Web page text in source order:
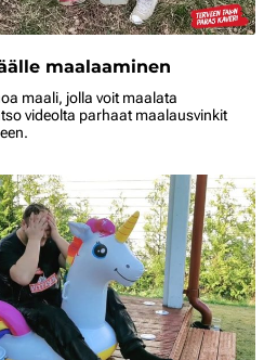
maalaaminen
maali, jolla voit maalata
videolta parhaat maalausvinkit